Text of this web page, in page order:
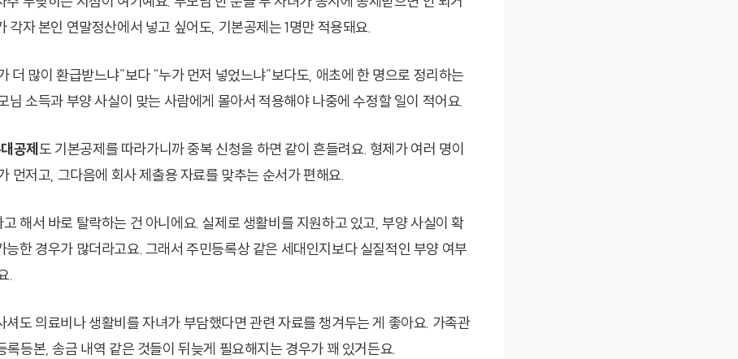
각자 본인 연말정산에서 넣고 싶어도, 기본공제는 1명만 적용돼요.
더 많이 환급받느냐”보다 “누가 먼저 넣었느냐”보다도, 애초에 한 명으로 정리하는
님 소득과 부양 사실이 맞는 사람에게 몰아서 적용해야 나중에 수정할 일이 적어요.
공제 도 기본공제를 따라가니까 중복 신청을 하면 같이 흔들려요. 형제가 여러 명이
먼저고, 그다음에 회사 제출용 자료를 맞추는 순서가 편해요.
해서 바로 탈락하는 건 아니에요. 실제로 생활비를 지원하고 있고, 부양 사실이 확
능한 경우가 많더라고요. 그래서 주민등록상 같은 세대인지보다 실질적인 부양 여부
.
셔도 의료비나 생활비를 자녀가 부담했다면 관련 자료를 챙겨두는 게 좋아요. 가족관
록등본, 송금 내역 같은 것들이 뒤늦게 필요해지는 경우가 꽤 있거든요.